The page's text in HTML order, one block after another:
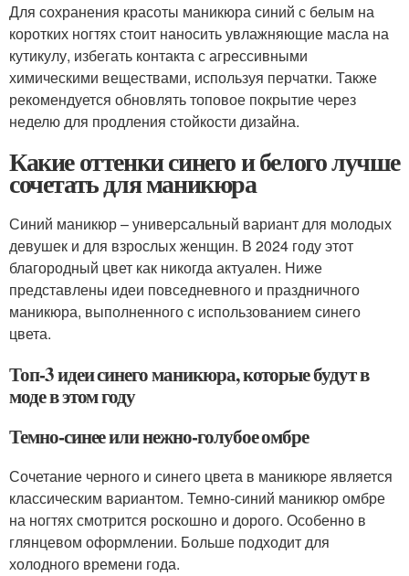
Для сохранения красоты маникюра синий с белым на
коротких ногтях стоит наносить увлажняющие масла на
кутикулу, избегать контакта с агрессивными
химическими веществами, используя перчатки. Также
рекомендуется обновлять топовое покрытие через
неделю для продления стойкости дизайна.
Какие оттенки синего и белого лучше
сочетать для маникюра
Синий маникюр – универсальный вариант для молодых
девушек и для взрослых женщин. В 2024 году этот
благородный цвет как никогда актуален. Ниже
представлены идеи повседневного и праздничного
маникюра, выполненного с использованием синего
цвета.
Топ-3 идеи синего маникюра, которые будут в
моде в этом году
Темно-синее или нежно-голубое омбре
Сочетание черного и синего цвета в маникюре является
классическим вариантом. Темно-синий маникюр омбре
на ногтях смотрится роскошно и дорого. Особенно в
глянцевом оформлении. Больше подходит для
холодного времени года.